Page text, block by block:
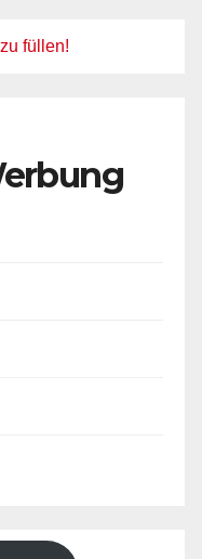
füllen!